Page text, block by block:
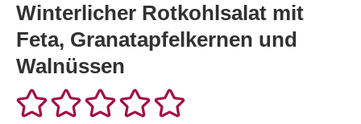
Winterlicher Rotkohlsalat mit
Feta, Granatapfelkernen und
Walnüssen